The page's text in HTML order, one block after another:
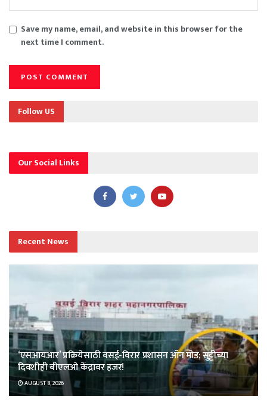
Save my name, email, and website in this browser for the
next time I comment.
Follow US
Our Social Links
Recent News
‘एसआयआर’ प्रक्रियेसाठी वसई-विरार प्रशासन ऑन मोड; सुट्टीच्या
दिवशीही बीएलओ केंद्रावर हजर!
AUGUST 8, 2026